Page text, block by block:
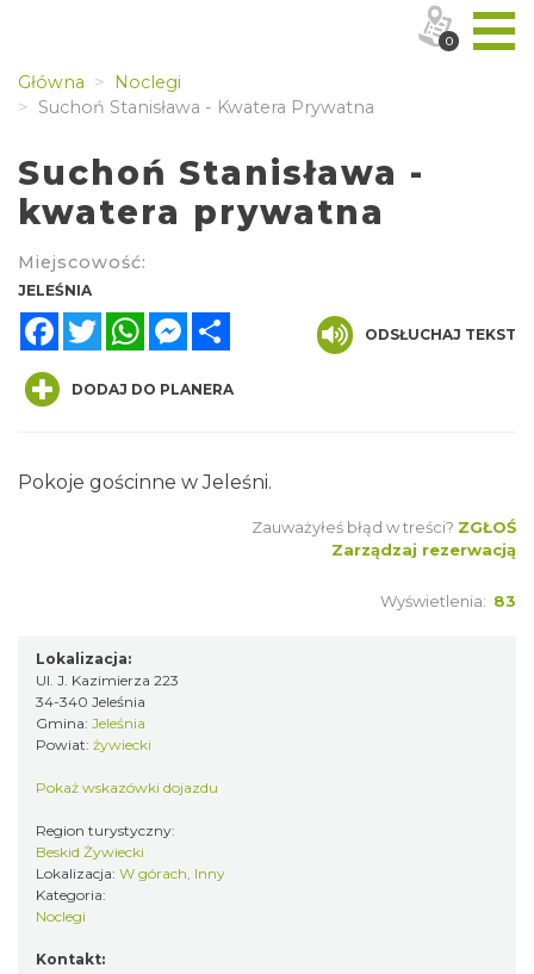
Główna
Noclegi
Suchoń Stanisława - Kwatera Prywatna
Suchoń Stanisława -
kwatera prywatna
Miejscowość:
JELEŚNIA
FacebookTwitterWhatsAppMessenger
ODSŁUCHAJ TEKST
DODAJ DO PLANERA
Pokoje gościnne w Jeleśni.
Zauważyłeś błąd w treści? ZGŁOŚ
Zarządzaj rezerwacją
Wyświetlenia: 83
Lokalizacja:
Ul. J. Kazimierza 223
34-340 Jeleśnia
Gmina: Jeleśnia
Powiat: żywiecki
Pokaż wskazówki dojazdu
Region turystyczny:
Beskid Żywiecki
Lokalizacja: W górach, Inny
Kategoria:
Noclegi
Kontakt:
0